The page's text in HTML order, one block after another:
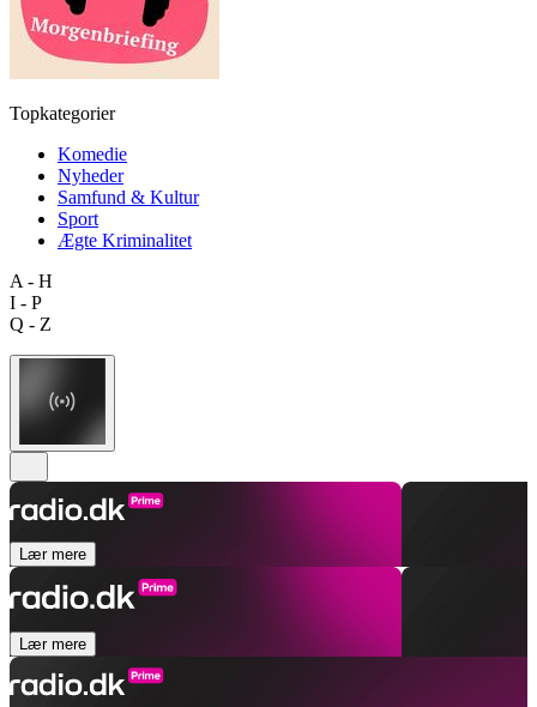
Topkategorier
Komedie
Nyheder
Samfund & Kultur
Sport
Ægte Kriminalitet
A - H
I - P
Q - Z
Lær mere
Lær mere